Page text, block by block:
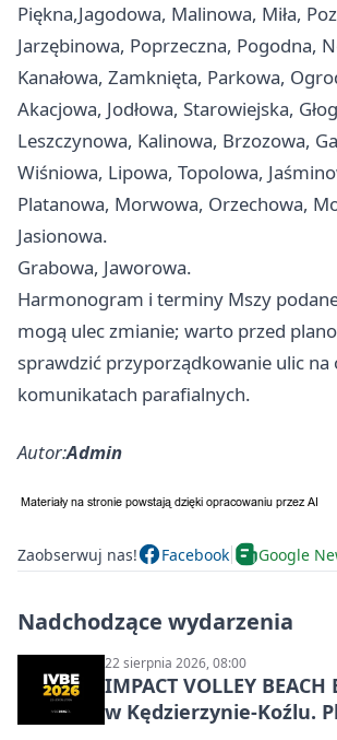
Piękna,Jagodowa, Malinowa, Miła,
Jarzębinowa, Poprzeczna, Pogodna,
Kanałowa, Zamknięta, Parkowa,
Akacjowa, Jodłowa, Starowiejska,
Leszczynowa, Kalinowa, Brzozowa,
Wiśniowa, Lipowa, Topolowa,
Platanowa, Morwowa, Orzechowa,
Jasionowa.
Grabowa, Jaworowa.
Harmonogram i terminy Mszy
mogą ulec zmianie; warto przed
sprawdzić przyporządkowanie ulic na
komunikatach parafialnych.
Autor:Admin
Zaobserwuj nas! Facebook Google
Nadchodzące wydarzenia
22 sierpnia 2026, 08:00
IMPACT VOLLEY
w Kędzierzynie-Koźlu.